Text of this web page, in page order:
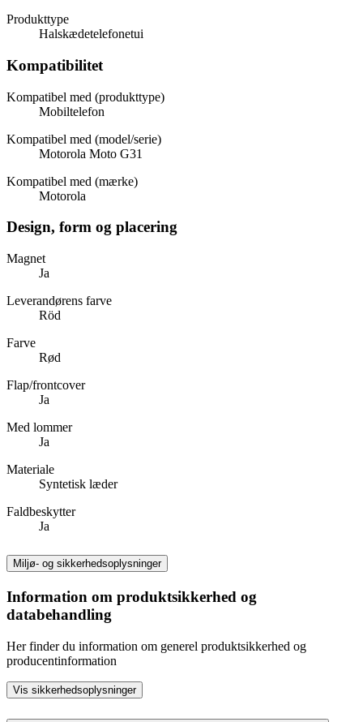
Produkttype
Halskædetelefonetui
Kompatibilitet
Kompatibel med (produkttype)
Mobiltelefon
Kompatibel med (model/serie)
Motorola Moto G31
Kompatibel med (mærke)
Motorola
Design, form og placering
Magnet
Ja
Leverandørens farve
Röd
Farve
Rød
Flap/frontcover
Ja
Med lommer
Ja
Materiale
Syntetisk læder
Faldbeskytter
Ja
Miljø- og sikkerhedsoplysninger
Information om produktsikkerhed og
databehandling
Her finder du information om generel produktsikkerhed og
producentinformation
Vis sikkerhedsoplysninger